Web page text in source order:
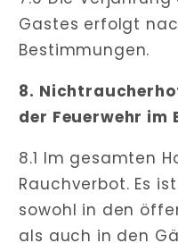
Gastes erfolgt
Bestimmungen.
8.
der Feuerwehr im
8.1 Im gesamten
Rauchverbot. Es
sowohl in den
als auch in den